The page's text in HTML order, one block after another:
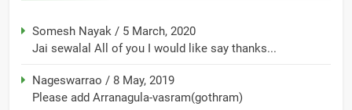
Somesh Nayak / 5 March, 2020
Jai sewalal All of you I would like say thanks...
Nageswarrao / 8 May, 2019
Please add Arranagula-vasram(gothram)